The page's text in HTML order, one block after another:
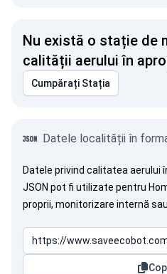
Nu există o stație de
calității aerului în
Cumpărați Stația
Datele localității în
Datele privind calitatea aerului
JSON pot fi utilizate pentru
proprii, monitorizare internă